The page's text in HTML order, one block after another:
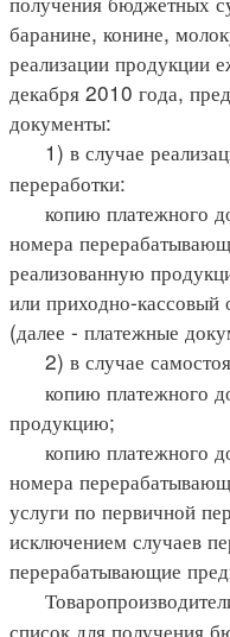
баранине, конине,
реализации продукции
декабря 2010 года,
документы:
1) в случае
переработки:
копию платежного
номера
реализованную
или приходно-кассовый
(далее - платежные
2) в случае
копию платежного
продукцию;
копию платежного
номера
услуги по первичной
исключением случаев
перерабатывающие
список для получения